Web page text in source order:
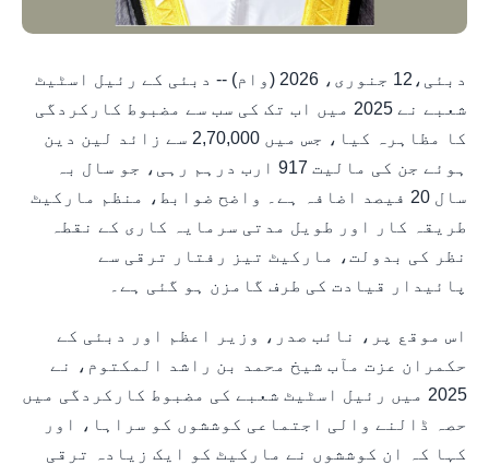
دبئی،12 جنوری، 2026 (وام) -- دبئی کے رئیل اسٹیٹ
شعبے نے 2025 میں اب تک کی سب سے مضبوط کارکردگی
کا مظاہرہ کیا، جس میں 2,70,000 سے زائد لین دین
ہوئے جن کی مالیت 917 ارب درہم رہی، جو سال بہ
سال 20 فیصد اضافہ ہے۔ واضح ضوابط، منظم مارکیٹ
طریقہ کار اور طویل مدتی سرمایہ کاری کے نقطہ
نظر کی بدولت، مارکیٹ تیز رفتار ترقی سے
پائیدار قیادت کی طرف گامزن ہو گئی ہے۔
اس موقع پر، نائب صدر، وزیر اعظم اور دبئی کے
حکمران عزت مآب شیخ محمد بن راشد المکتوم، نے
2025 میں رئیل اسٹیٹ شعبے کی مضبوط کارکردگی میں
حصہ ڈالنے والی اجتماعی کوششوں کو سراہا، اور
کہا کہ ان کوششوں نے مارکیٹ کو ایک زیادہ ترقی